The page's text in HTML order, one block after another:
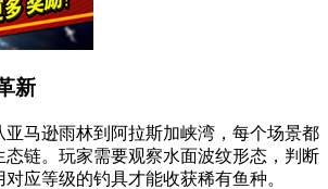
新
亚马逊雨林到阿拉斯加峡湾，每个场景都
态链。玩家需要观察水面波纹形态，判断
应等级的钓具才能收获稀有鱼种。